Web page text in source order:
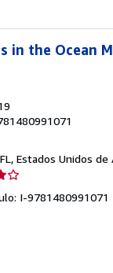
in the Ocean
Estados Unidos de
I-9781480991071